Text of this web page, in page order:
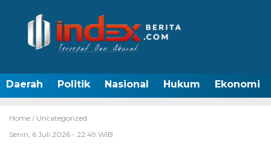
Daerah Politik Nasional Hukum Ekonomi
Home / Uncategorized
Senin, 6 Juli 2026 - 22:49 WIB